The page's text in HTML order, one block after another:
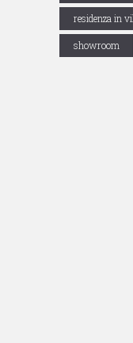
residenza in
showroom